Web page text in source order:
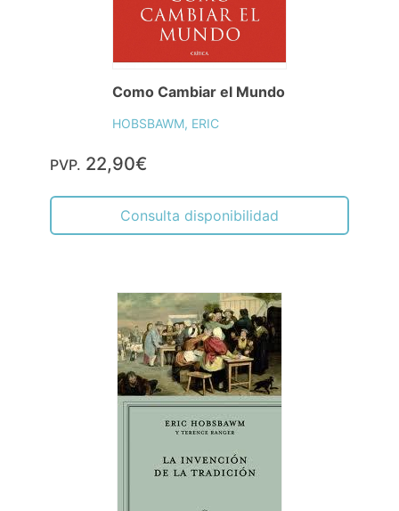
Como Cambiar el Mundo
HOBSBAWM, ERIC
PVP. 22,90€
Consulta disponibilidad